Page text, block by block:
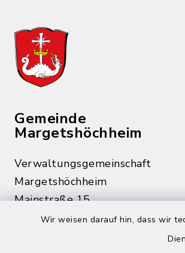
Wir weisen darauf hin, dass wir
Gemeinde
Margetshöchheim
Verwaltungsgemeinschaft
Margetshöchheim
Mainstraße 15
97276 Margetshöchheim